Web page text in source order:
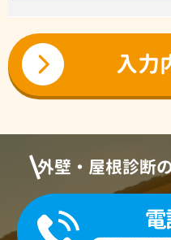
外壁・屋根診断